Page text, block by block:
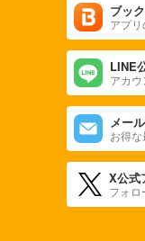
ブッ
アプ
LINE
アカ
メー
お得な
X公式
フォロ